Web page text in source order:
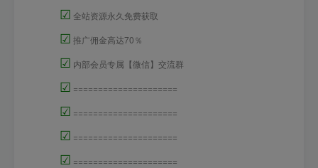
☑ 全站资源永久免费获取
☑ 推广佣金高达70％
☑ 内部会员专属【微信】交流群
☑ =====================
☑ =====================
☑ =====================
☑ =====================